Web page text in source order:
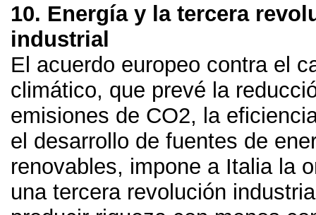
10. Energía y la tercera
industrial
El acuerdo europeo contra el
climático, que prevé la
emisiones de CO2, la
el desarrollo de fuentes de
renovables, impone a Italia la
una tercera revolución